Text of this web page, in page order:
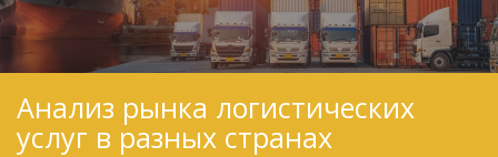
Анализ рынка логистических
услуг в разных странах